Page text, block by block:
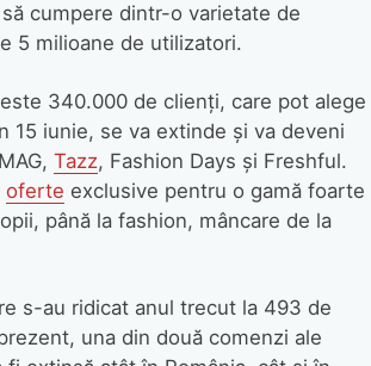
cumpere dintr-o varietate de
5 milioane de utilizatori.
340.000 de clienți, care pot alege
15 iunie, se va extinde și va deveni
Tazz, Fashion Days și Freshful.
oferte exclusive pentru o gamă foarte
până la fashion, mâncare de la
s-au ridicat anul trecut la 493 de
una din două comenzi ale